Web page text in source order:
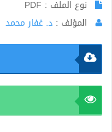
نوع الملف : PDF
المؤلف : د. غفار محمد